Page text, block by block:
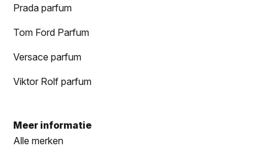
Prada parfum
Tom Ford Parfum
Versace parfum
Viktor Rolf parfum
Meer informatie
Alle merken